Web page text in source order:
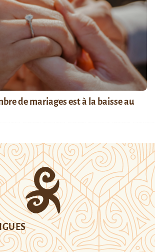
de mariages est à la baisse au